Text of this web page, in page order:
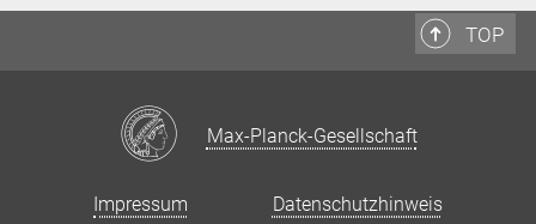
TOP
Max-Planck-Gesellschaft
Impressum Datenschutzhinweis